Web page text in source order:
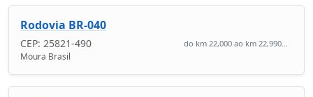
Rodovia BR-040
CEP: 25821-490 do km 22,000 ao km 22,990...
Moura Brasil